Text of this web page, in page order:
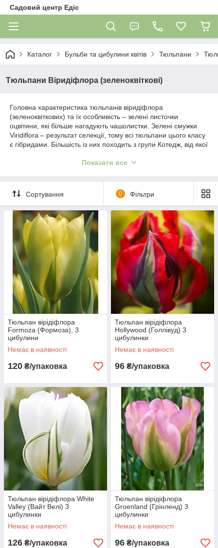
Садовий центр Едіс
Каталог Бульби та цибулини квітів Тюльпани
Тюльпани Віридіфлора (зеленоквіткові)
Головна характеристика тюльпанів віридіфлора
(зеленоквіткових) та їх особливість – зелені листочки
оцвітини, які більше нагадують чашолистки. Зелені смужки
Viridiflora – результат селекції, тому всі тюльпани цього класу
є гібридами. Більшість із них походить з групи Котедж, від якої
розміри можуть незначно відрізнятись у різних сортів.
природному оточенні на клумбах.
Показати все
Сортування 0 Фільтри
Тюльпан вірідіфлора
Formoza (Формоза), 3
цибулини
Немає в наявності
120 ₴/упаковка
Тюльпан вірідіфлора
Hollywood (Голлівуд) 3
цибулинки
Немає в наявності
96 ₴/упаковка
Тюльпан вірідіфлора White
Valley (Вайт Велі) 3
цибулинки
Немає в наявності
126 ₴/упаковка
Тюльпан вірідіфлора
Groenland (Грінленд) 3
цибулинки
Немає в наявності
96 ₴/упаковка